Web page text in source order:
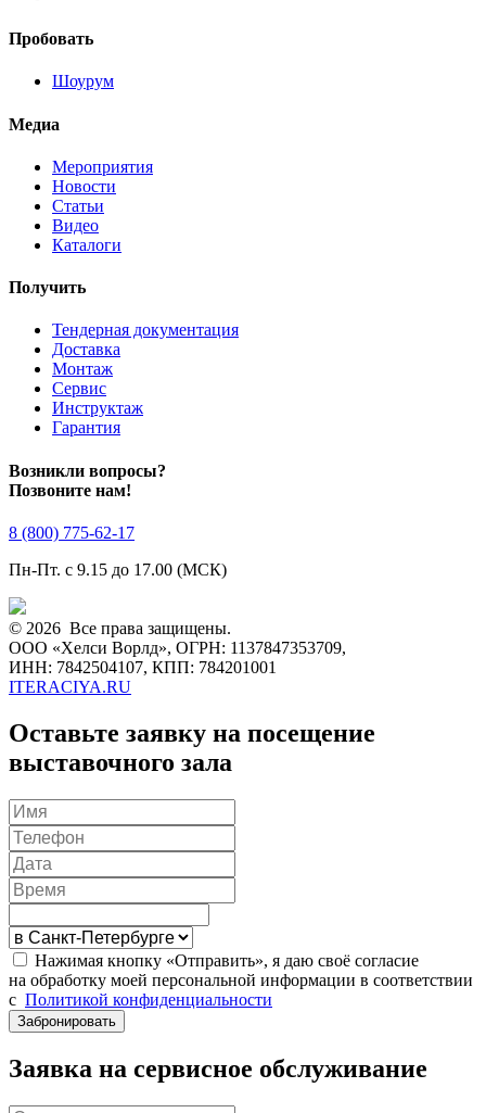
Пробовать
Шоурум
Медиа
Мероприятия
Новости
Статьи
Видео
Каталоги
Получить
Тендерная документация
Доставка
Монтаж
Сервис
Инструктаж
Гарантия
Возникли вопросы?
Позвоните нам!
8 (800) 775-62-17
Пн-Пт. с 9.15 до 17.00 (МСК)
© 2026 Все права защищены.
ООО «Хелси Ворлд», ОГРН: 1137847353709,
ИНН: 7842504107, КПП: 784201001
ITERACIYA.RU
Оставьте заявку на посещение
выставочного зала
Нажимая кнопку «Отправить», я даю своё согласие
на обработку моей персональной информации в соответствии
с Политикой конфиденциальности
Забронировать
Заявка на сервисное обслуживание